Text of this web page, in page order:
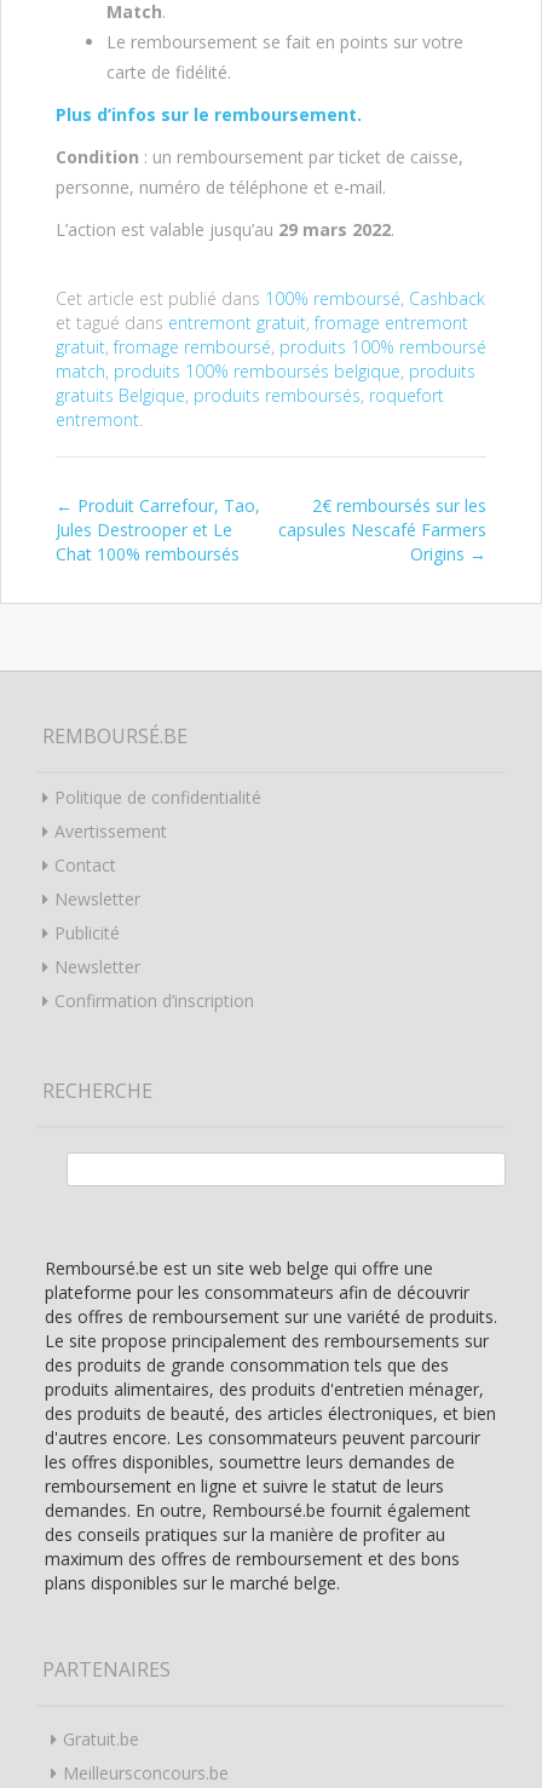
Match.
Le remboursement se fait en points sur votre
carte de fidélité.
Plus d’infos sur le remboursement.
Condition : un remboursement par ticket de caisse,
personne, numéro de téléphone et e-mail.
L’action est valable jusqu’au 29 mars 2022.
Cet article est publié dans 100% remboursé, Cashback
et tagué dans entremont gratuit,fromage entremont
gratuit,fromage remboursé, produits 100% remboursé
match, produits 100% remboursés belgique, produits
gratuits Belgique, produits remboursés, roquefort
entremont.
Post navigation
← Produit Carrefour, Tao,
Jules Destrooper et Le
Chat 100% remboursés
2€ remboursés sur les
capsules Nescafé Farmers
Origins →
REMBOURSÉ.BE
Politique de confidentialité
Avertissement
Contact
Newsletter
Publicité
Newsletter
Confirmation d’inscription
RECHERCHE
Remboursé.be est un site web belge qui offre une
plateforme pour les consommateurs afin de découvrir
des offres de remboursement sur une variété de produits.
Le site propose principalement des remboursements sur
des produits de grande consommation tels que des
produits alimentaires, des produits d'entretien ménager,
des produits de beauté, des articles électroniques, et bien
d'autres encore. Les consommateurs peuvent parcourir
les offres disponibles, soumettre leurs demandes de
remboursement en ligne et suivre le statut de leurs
demandes. En outre, Remboursé.be fournit également
des conseils pratiques sur la manière de profiter au
maximum des offres de remboursement et des bons
plans disponibles sur le marché belge.
PARTENAIRES
Gratuit.be
Meilleursconcours.be